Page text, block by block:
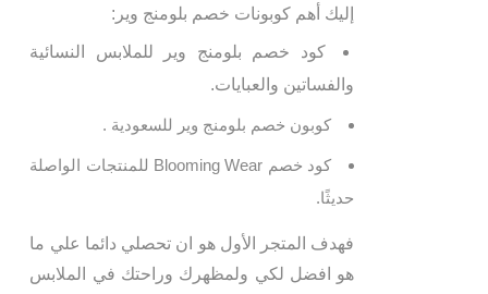
إليك أهم كوبونات خصم بلومنج وير:
كود خصم بلومنج وير
للملابس النسائية
والفساتين والعبايات.
كوبون خصم بلومنج وير للسعودية .
كود خصم Blooming Wear
للمنتجات الواصلة
حديثًا.
فهدف المتجر الأول هو ان تحصلي دائما علي ما
هو افضل لكي ولمظهرك وراحتك في الملابس